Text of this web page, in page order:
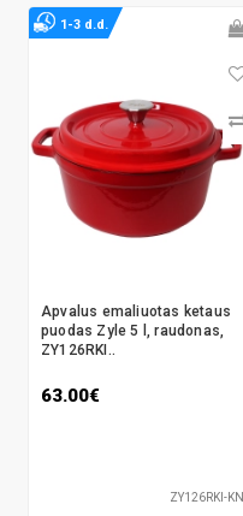
Apvalus emaliuotas ketaus
puodas Zyle 5 l, raudonas,
ZY126RKI..
63.00€
ZY126RKI-KN
1-3 d.d.